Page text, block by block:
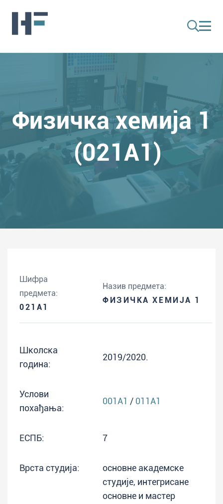
Физичка хемија 1
(021A1)
Шифра
предмета:
021A1
Назив предмета:
ФИЗИЧКА ХЕМИЈА 1
Школска
година:
2019/2020.
Услови
похађања:
001A1 / 011A1
ЕСПБ: 7
Врста студија:
основне академске
студије, интегрисане
основне и мастер